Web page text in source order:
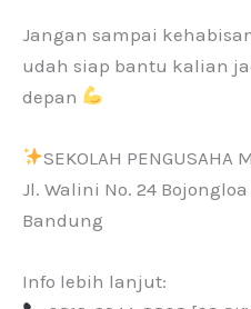
Jangan sampai
udah siap bantu kalian
depan
SEKOLAH PENGUSAHA
Jl. Walini No. 24
Bandung
Info lebih lanjut: